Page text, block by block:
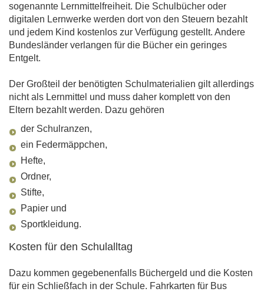
sogenannte Lernmittelfreiheit. Die Schulbücher oder
digitalen Lernwerke werden dort von den Steuern bezahlt
und jedem Kind kostenlos zur Verfügung gestellt. Andere
Bundesländer verlangen für die Bücher ein geringes
Entgelt.
Der Großteil der benötigten Schulmaterialien gilt allerdings
nicht als Lernmittel und muss daher komplett von den
Eltern bezahlt werden. Dazu gehören
der Schulranzen,
ein Federmäppchen,
Hefte,
Ordner,
Stifte,
Papier und
Sportkleidung.
Kosten für den Schulalltag
Dazu kommen gegebenenfalls Büchergeld und die Kosten
für ein Schließfach in der Schule. Fahrkarten für Bus